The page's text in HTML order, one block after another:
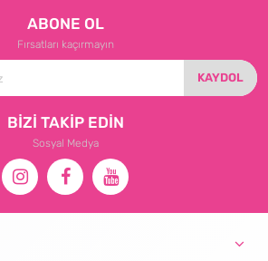
ABONE OL
Fırsatları kaçırmayın
KAYDOL
BİZİ TAKİP EDİN
Sosyal Medya